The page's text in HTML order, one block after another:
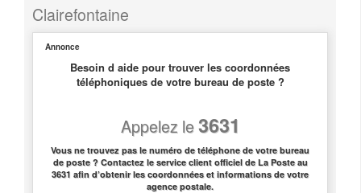
Clairefontaine
Annonce
Besoin d aide pour trouver les coordonnées
téléphoniques de votre bureau de poste ?
Appelez le3631
Vous ne trouvez pas le numéro de téléphone de votre bureau
de poste ? Contactez le service client officiel de La Poste au
3631 afin d’obtenir les coordonnées et informations de votre
agence postale.